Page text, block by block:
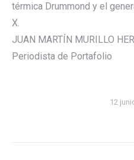
térmica Drummond y el
X.
JUAN MARTÍN MURILLO
Periodista de Portafolio
12